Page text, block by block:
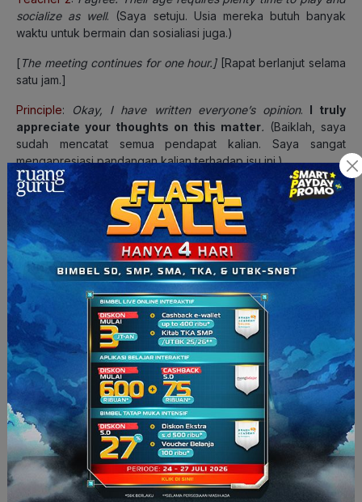
socialize as well. (Saya setuju. Usia mereka butuh banyak
waktu untuk bermain dan sosialiasi juga.)
[The meeting continues for one hour.][Rapat berlanjut selama
satu jam.]
Principle: Okay, I have written everyone’s opinion. I truly
appreciate your thoughts on this matter. (Baiklah, saya
sudah mencatat semua pendapat kalian. Saya sangat
mengapresiasi pandangan kalian terhadap isu ini.)
Contoh III
[
On the phone] [Percakapan di telepon]
Dad: Lisa, what time will you be back?(Lisa, jam berapa kamu
akan pulang?)
Lisa : I think around 9.Thanks for asking.(Saya rasa sekitar
pukul 9. Terima kasih sudah bertanya.)
Dad :Okay. I’ll be waiting with your dinner.(Baiklah. Ayah akan
menunggu untuk makan malam denganmu.)
Lisa :Oh, Dad. Are there no limits to your kindness?Love
you.(Oh, Ayah. Apa kebaikanmu tidak ada batasnya? Aku
menyayangimu.)
Oke, RG Squad bisa menggunakan contoh percakapan di
atas dalam kehidupan sehari-hari. Selain contoh di atas, kamu
bisa menggunakan contohexpressing appreciation
lainnya.Mau tahu apa saja? Pelajari bersama kakak tutor di